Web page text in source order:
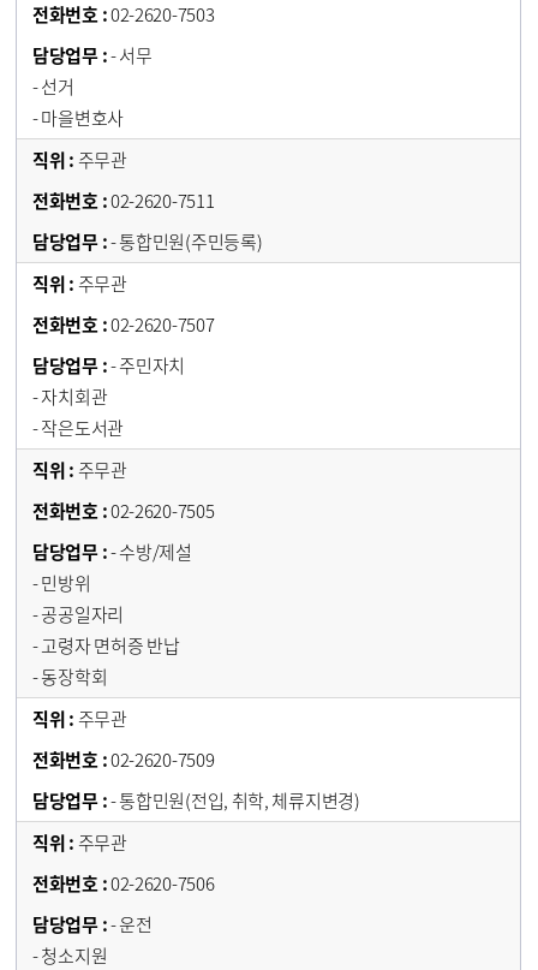
02-2620-7503
- 서무
- 선거
- 마을변호사
주무관
02-2620-7511
- 통합민원(주민등록)
주무관
02-2620-7507
- 주민자치
- 자치회관
- 작은도서관
주무관
02-2620-7505
- 수방/제설
- 민방위
- 공공일자리
- 고령자 면허증 반납
- 동장학회
주무관
02-2620-7509
- 통합민원(전입, 취학, 체류지변경)
주무관
02-2620-7506
- 운전
- 청소지원